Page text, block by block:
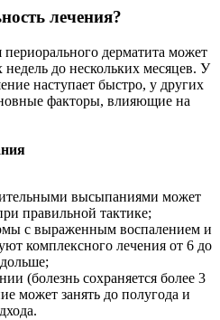
лечения?
дерматита может
недель до нескольких месяцев. У
наступает быстро, у других
факторы, влияющие на
высыпаниями может
правильной тактике;
с выраженным воспалением и
комплексного лечения от 6 до
(болезнь сохраняется более 3
может занять до полугода и